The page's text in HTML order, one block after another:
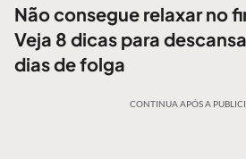
Não consegue relaxar no
Veja 8 dicas para
dias de folga
CONTINUA APÓS A